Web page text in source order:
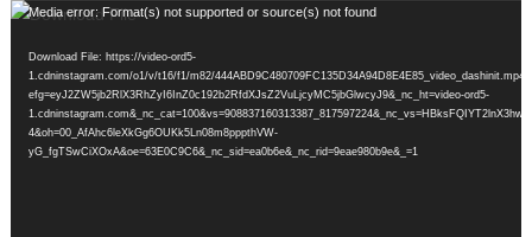
Video
Media error: Format(s) not supported or source(s) not found
Download File: https://video-ord5-
1.cdninstagram.com/o1/v/t16/f1/m82/444ABD9C480709FC135D34A94D8E4E85_video_dashinit.mp4?
efg=eyJ2ZW5jb2RlX3RhZyI6InZ0c192b2RfdXJsZ2VuLjcyMC5jbGlwcyJ9&_nc_ht=video-ord5-
4&oh=00_AfAhc6leXkGg6OUKk5Ln08m8pppthVW-
yG_fgTSwCiXOxA&oe=63E0C9C6&_nc_sid=ea0b6e&_nc_rid=9eae980b9e&_=1